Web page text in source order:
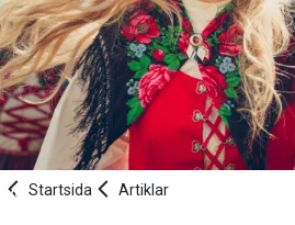
Startsida Artiklar